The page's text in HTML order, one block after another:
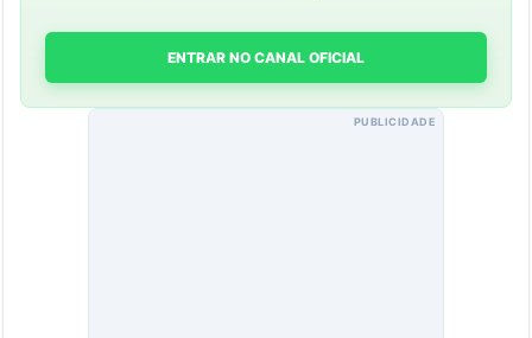
ENTRAR NO CANAL OFICIAL
PUBLICIDADE